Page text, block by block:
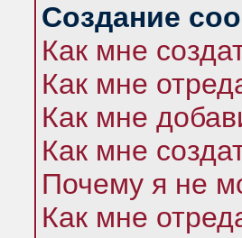
Создание
Как мне
Как мне
Как мне
Как мне
Почему я не
Как мне